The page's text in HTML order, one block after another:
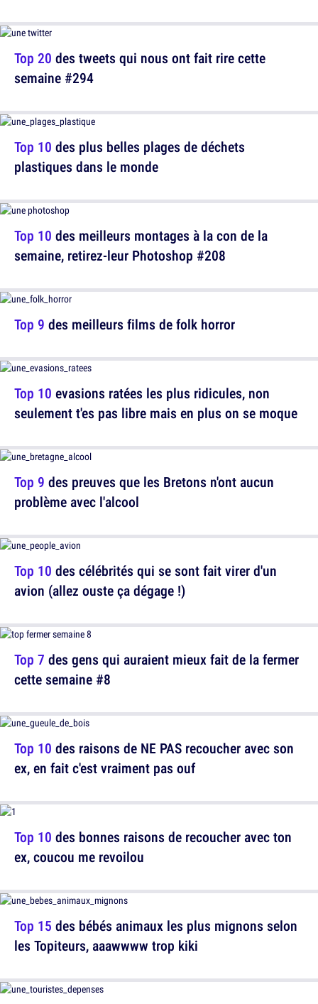
Top 10 des plus belles plages de déchets
plastiques dans le monde
Top 9 des meilleurs films de folk horror
Top 9 des preuves que les Bretons n'ont aucun
problème avec l'alcool
Top 7 des gens qui auraient mieux fait de la fermer
cette semaine #8
Top 10 des bonnes raisons de recoucher avec ton
ex, coucou me revoilou
Top 20 des tweets qui nous ont fait rire cette
semaine #294
Top 10 des meilleurs montages à la con de la
semaine, retirez-leur Photoshop #208
Top 10 evasions ratées les plus ridicules, non
seulement t'es pas libre mais en plus on se moque
Top 10 des célébrités qui se sont fait virer d'un
avion (allez ouste ça dégage !)
Top 10 des raisons de NE PAS recoucher avec son
ex, en fait c'est vraiment pas ouf
Top 15 des bébés animaux les plus mignons selon
les Topiteurs, aaawwww trop kiki